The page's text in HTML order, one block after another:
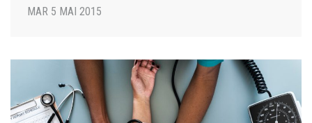
MAR 5 MAI 2015